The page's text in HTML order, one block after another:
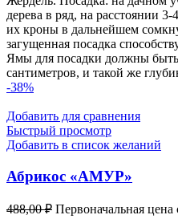
дерева в ряд, на расстоянии
их кроны в дальнейшем
загущенная посадка
Ямы для посадки должны
сантиметров, и такой же
-38%
Добавить для сравнения
Быстрый просмотр
Добавить в список желаний
Абрикос «АМУР»
488,00₽ Первоначальная цена